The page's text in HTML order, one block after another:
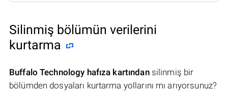
Silinmiş bölümün verilerini
kurtarma
Buffalo Technology hafıza kartındansilinmiş bir
bölümden dosyaları kurtarma yollarını mı arıyorsunuz?